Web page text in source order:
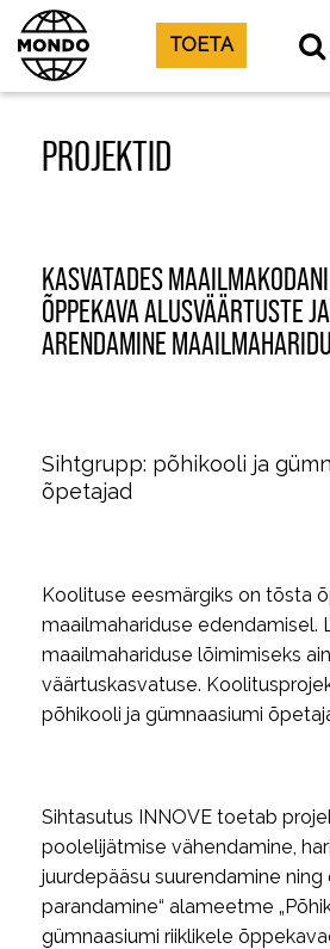
TOETA
PROJEKTID
KASVATADES
ÕPPEKAVA ALUSVÄÄRTUSTE
ARENDAMINE
Sihtgrupp: põhikooli ja
õpetajad
Koolituse eesmärgiks on tõsta
maailmahariduse edendamisel.
maailmahariduse lõimimiseks
väärtuskasvatuse.
põhikooli ja gümnaasiumi
Sihtasutus INNOVE toetab
poolelijätmise vähendamine,
juurdepääsu suurendamine
parandamine“ alameetme
gümnaasiumi riiklikele